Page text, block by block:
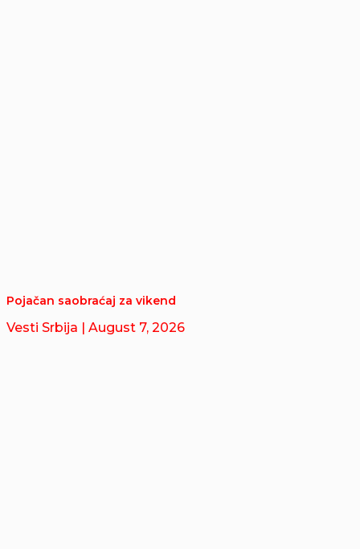
Pojačan saobraćaj za vikend
Vesti Srbija | August 7, 2026